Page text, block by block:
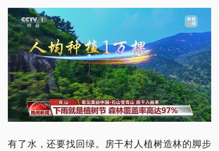
有了水，还要找回绿。房干村人植树造林的脚步